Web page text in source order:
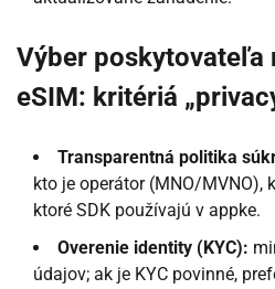
Výber poskytovateľa
eSIM: kritériá
Transparentná politika
kto je operátor (MNO/MVNO),
ktoré SDK používajú v appke.
Overenie identity (KYC):
údajov; ak je KYC povinné,